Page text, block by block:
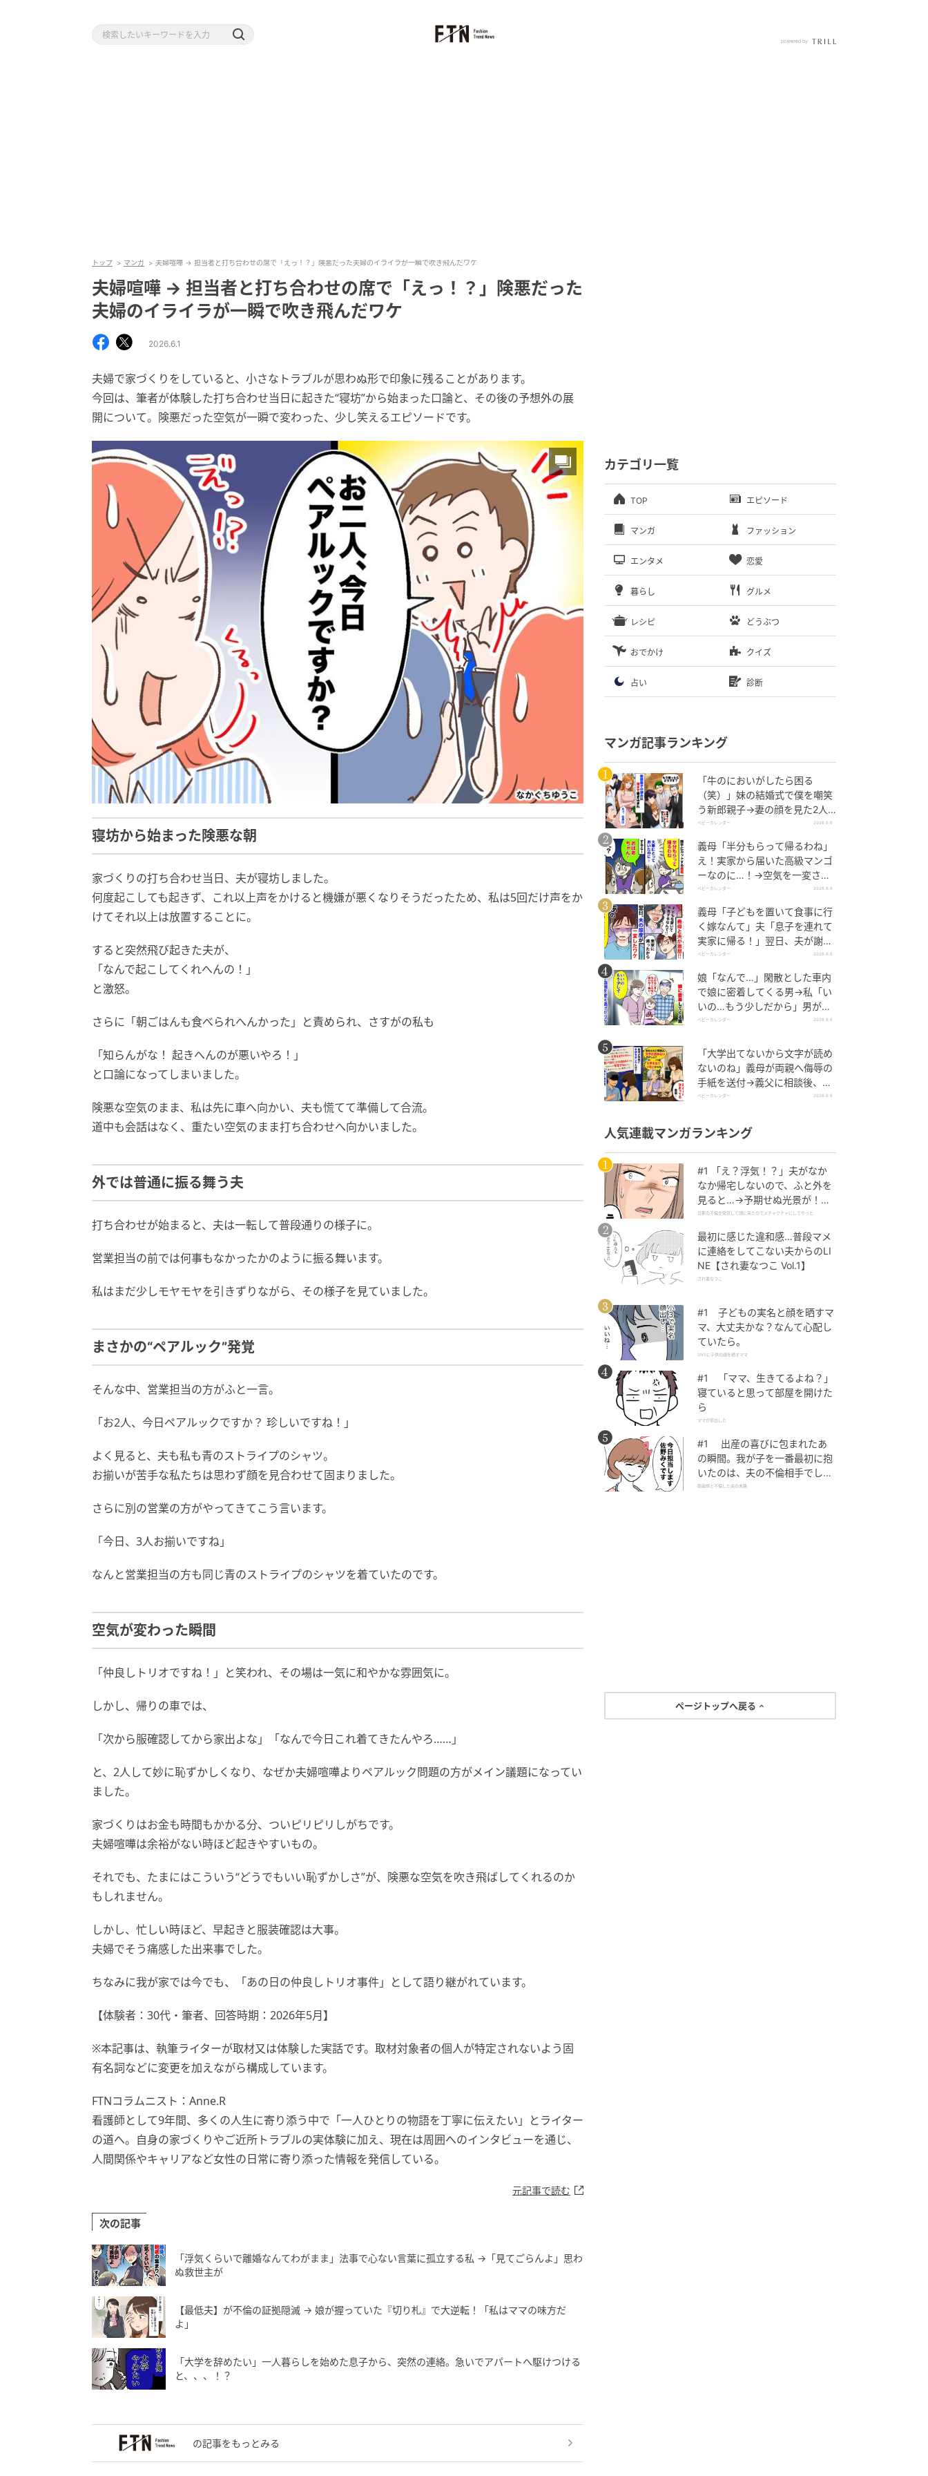
トップ マンガ 夫婦喧嘩 → 担当者と打ち合わせの席で「えっ！？」険悪だった夫婦のイライラが一瞬で吹き飛んだワケ
夫婦喧嘩 → 担当者と打ち合わせの席で「えっ！？」険悪だった
夫婦のイライラが一瞬で吹き飛んだワケ
2026.6.1
夫婦で家づくりをしていると、小さなトラブルが思わぬ形で印象に残ることがあります。
今回は、筆者が体験した打ち合わせ当日に起きた“寝坊”から始まった口論と、その後の予想外の展
開について。険悪だった空気が一瞬で変わった、少し笑えるエピソードです。
寝坊から始まった険悪な朝
家づくりの打ち合わせ当日、夫が寝坊しました。
何度起こしても起きず、これ以上声をかけると機嫌が悪くなりそうだったため、私は5回だけ声をか
けてそれ以上は放置することに。
すると突然飛び起きた夫が、
「なんで起こしてくれへんの！」
と激怒。
さらに「朝ごはんも食べられへんかった」と責められ、さすがの私も
「知らんがな！ 起きへんのが悪いやろ！」
と口論になってしまいました。
険悪な空気のまま、私は先に車へ向かい、夫も慌てて準備して合流。
道中も会話はなく、重たい空気のまま打ち合わせへ向かいました。
外では普通に振る舞う夫
打ち合わせが始まると、夫は一転して普段通りの様子に。
営業担当の前では何事もなかったかのように振る舞います。
私はまだ少しモヤモヤを引きずりながら、その様子を見ていました。
まさかの“ペアルック”発覚
そんな中、営業担当の方がふと一言。
「お2人、今日ペアルックですか？ 珍しいですね！」
よく見ると、夫も私も青のストライプのシャツ。
お揃いが苦手な私たちは思わず顔を見合わせて固まりました。
さらに別の営業の方がやってきてこう言います。
「今日、3人お揃いですね」
なんと営業担当の方も同じ青のストライプのシャツを着ていたのです。
空気が変わった瞬間
「仲良しトリオですね！」と笑われ、その場は一気に和やかな雰囲気に。
しかし、帰りの車では、
「次から服確認してから家出よな」「なんで今日これ着てきたんやろ……」
と、2人して妙に恥ずかしくなり、なぜか夫婦喧嘩よりペアルック問題の方がメイン議題になってい
ました。
家づくりはお金も時間もかかる分、ついピリピリしがちです。
夫婦喧嘩は余裕がない時ほど起きやすいもの。
それでも、たまにはこういう“どうでもいい恥ずかしさ”が、険悪な空気を吹き飛ばしてくれるのか
もしれません。
しかし、忙しい時ほど、早起きと服装確認は大事。
夫婦でそう痛感した出来事でした。
ちなみに我が家では今でも、「あの日の仲良しトリオ事件」として語り継がれています。
【体験者：30代・筆者、回答時期：2026年5月】
※本記事は、執筆ライターが取材又は体験した実話です。取材対象者の個人が特定されないよう固
有名詞などに変更を加えながら構成しています。
FTNコラムニスト：Anne.R
看護師として9年間、多くの人生に寄り添う中で「一人ひとりの物語を丁寧に伝えたい」とライター
の道へ。自身の家づくりやご近所トラブルの実体験に加え、現在は周囲へのインタビューを通じ、
人間関係やキャリアなど女性の日常に寄り添った情報を発信している。
元記事で読む
次の記事
「浮気くらいで離婚なんてわがまま」法事で心ない言葉に孤立する私 →「見てごらんよ」思わ
ぬ救世主が
【最低夫】が不倫の証拠隠滅 → 娘が握っていた『切り札』で大逆転！「私はママの味方だ
よ」
「大学を辞めたい」一人暮らしを始めた息子から、突然の連絡。急いでアパートへ駆けつける
と、、、！？
の記事をもっとみる
カテゴリ一覧
TOP エピソード
マンガ ファッション
エンタメ 恋愛
暮らし グルメ
レシピ どうぶつ
おでかけ クイズ
占い 診断
マンガ記事ランキング
「牛のにおいがしたら困る
（笑）」妹の結婚式で僕を嘲笑
う新郎親子→妻の顔を見た2人
が絶句したワケ
ベビーカレンダー 2026.8.6
義母「半分もらって帰るわね」
え！実家から届いた高級マンゴ
ーなのに…！→空気を一変させ
た4歳娘の痛快な一言とは
ベビーカレンダー 2026.8.6
義母「子どもを置いて食事に行
く嫁なんて」夫「息子を連れて
実家に帰る！」翌日、夫が謝罪
してきたワケ
ベビーカレンダー 2026.8.6
娘「なんで…」閑散とした車内
で娘に密着してくる男→私「い
いの…もう少しだから」男が血
相を変え逃げたワケ
ベビーカレンダー 2026.8.6
「大学出てないから文字が読め
ないのね」義母が両親へ侮辱の
手紙を送付→義父に相談後、訪
れた末路とは
ベビーカレンダー 2026.8.6
人気連載マンガランキング
#1 「え？浮気！？」夫がなか
なか帰宅しないので、ふと外を
見ると…→予期せぬ光景が！｜
旦那の不倫が発覚して頭に来た
旦那の不倫が発覚して頭に来たのでメチャクチャにしてやった
最初に感じた違和感…普段マメ
に連絡をしてこない夫からのLI
NE【され妻なつこ Vol.1】
され妻なつこ
#1 子どもの実名と顔を晒すマ
マ、大丈夫かな？なんて心配し
ていたら。
SNSに子供の顔を晒すママ
#1 「ママ、生きてるよね？」
寝ていると思って部屋を開けた
ら
ママが家出した
#1 出産の喜びに包まれたあ
の瞬間。我が子を一番最初に抱
いたのは、夫の不倫相手でし
た。
助産師と不倫した夫の末路
ページトップへ戻る